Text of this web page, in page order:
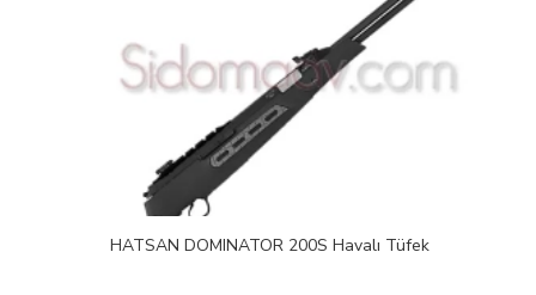
HATSAN DOMINATOR 200S Havalı Tüfek